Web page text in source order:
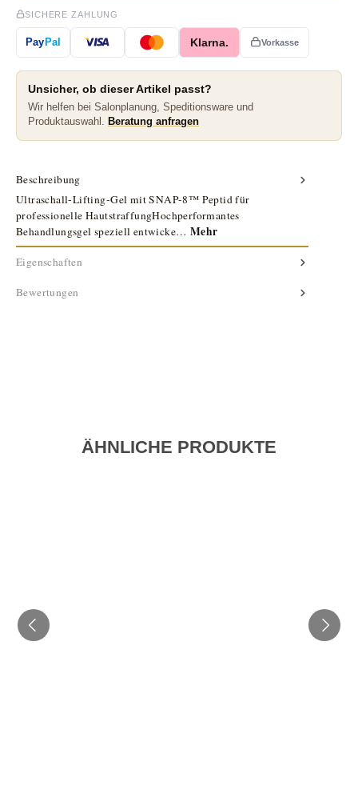
SICHERE ZAHLUNG
PayPal Klarna. Vorkasse
Unsicher, ob dieser Artikel passt?
Wir helfen bei Salonplanung, Speditionsware und
Produktauswahl.
Beratung anfragen
Beschreibung
Ultraschall-Lifting-Gel mit SNAP-8™ Peptid für
professionelle HautstraffungHochperformantes
Behandlungsgel speziell entwicke… Mehr
Eigenschaften
Bewertungen
ÄHNLICHE PRODUKTE